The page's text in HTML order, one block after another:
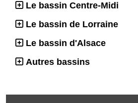
Le bassin Centre-Midi
Le bassin de Lorraine
Le bassin d'Alsace
Autres bassins